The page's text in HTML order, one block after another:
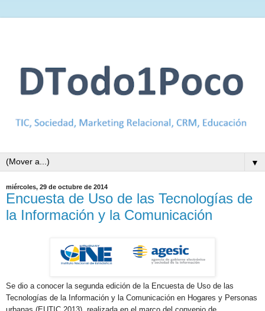
▼
miércoles, 29 de octubre de 2014
Encuesta de Uso de las Tecnologías de
la Información y la Comunicación
Se dio a conocer la segunda edición de la Encuesta de Uso de las
Tecnologías de la Información y la Comunicación en Hogares y Personas